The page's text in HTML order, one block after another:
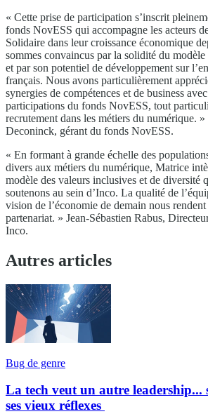
« Cette prise de participation s’inscrit
fonds NovESS qui accompagne les acteurs
Solidaire dans leur croissance économique
sommes convaincus par la solidité du
et par son potentiel de développement sur
français. Nous avons particulièrement
synergies de compétences et de business
participations du fonds NovESS, tout
recrutement dans les métiers du numérique.
Deconinck, gérant du fonds NovESS.
« En formant à grande échelle des
divers aux métiers du numérique, Matrice
modèle des valeurs inclusives et de diversité
soutenons au sein d’Inco. La qualité de
vision de l’économie de demain nous
partenariat. » Jean-Sébastien Rabus,
Inco.
Autres articles
Bug de genre
La tech veut un autre leadership...
ses vieux réflexes